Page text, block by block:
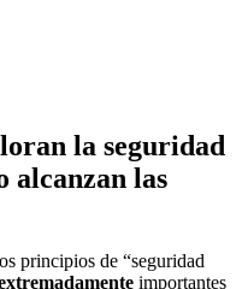
la seguridad
alcanzan las
principios de “seguridad
importantes